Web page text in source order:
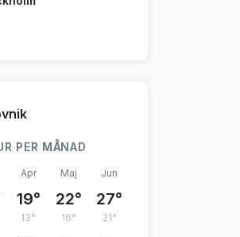
PER MÅNAD
Apr
19°
13°
Maj
22°
16°
Jun
27°
21°